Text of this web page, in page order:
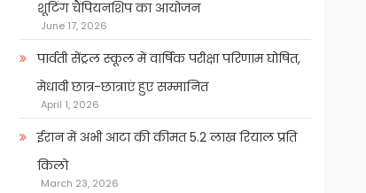
शूटिंग चैंपियनशिप का आयोजन
June 17, 2026
पार्वती सेंट्रल स्कूल में वार्षिक परीक्षा परिणाम घोषित,
मेधावी छात्र-छात्राएं हुए सम्मानित
April 1, 2026
ईरान में अभी आटा की कीमत 5.2 लाख रियाल प्रति
किलो
March 23, 2026